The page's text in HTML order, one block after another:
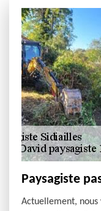
Paysagiste
Actuellement, nous